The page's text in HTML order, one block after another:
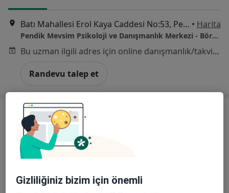
Batı Mahallesi Erol Kaya Caddesi No:53, Pendik • Harita
Pendik Mevsim Psikoloji ve Danışmanlık Merkezi - Börteçine Şen
Bu uzman ilgili adres için online danışmanlık/takvim sunmuyor.
Randevu talep et
Gizliliğiniz bizim için önemli